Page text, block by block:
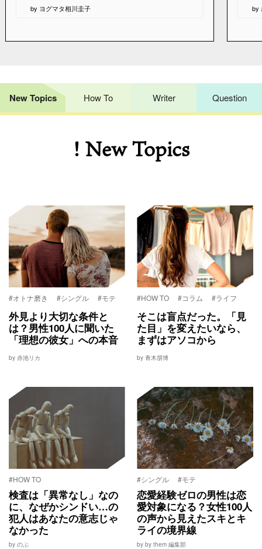
by ヨグマタ相川圭子 by
New Topics How To Writer Question
! New Topics
#オトナ磨き #シングル #モテ
外見より大切な条件と
は？男性100人に聞いた
「理想の彼女」への本音
by 赤池リカ
#HOW TO #コラム #ライフ
そこは盲点だった。「見
た目」を変えたいなら、
まずはアソコから
by 青木朋博
#HOW TO
検査は「異常なし」なの
に、なぜかシンドい…の
犯人はあなたの意志じゃ
なかった
by のぶ
#シングル #モテ
恋愛経験ゼロの男性は恋
愛対象になる？女性100人
の声から見えたスキとキ
ライの境界線
by by them 編集部